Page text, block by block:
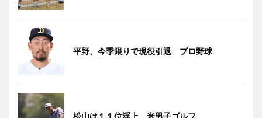
平野、今季限りで現役引退 プロ野球
松山は１１位浮上 米男子ゴルフ